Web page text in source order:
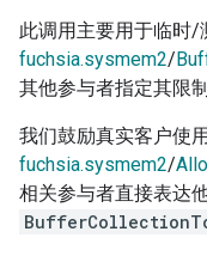
此调用主要用于临时/
fuchsia.sysmem2/
其他参与者指定其限制
我们鼓励真实客户使
fuchsia.sysmem2/
相关参与者直接表达